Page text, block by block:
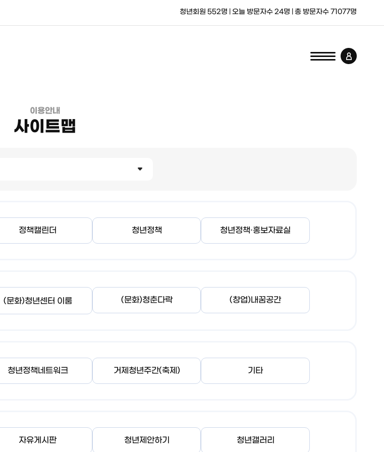
청년회원552명 | 오늘 방문자수24명 | 총 방문자수71077명
이용안내
사이트맵
정책캘린더 청년정책 청년정책·홍보자료실
(문화)청년센터 이룸 (문화)청춘다락 (창업)내꿈공간
청년정책네트워크 거제청년주간(축제) 기타
자유게시판 청년제안하기 청년갤러리